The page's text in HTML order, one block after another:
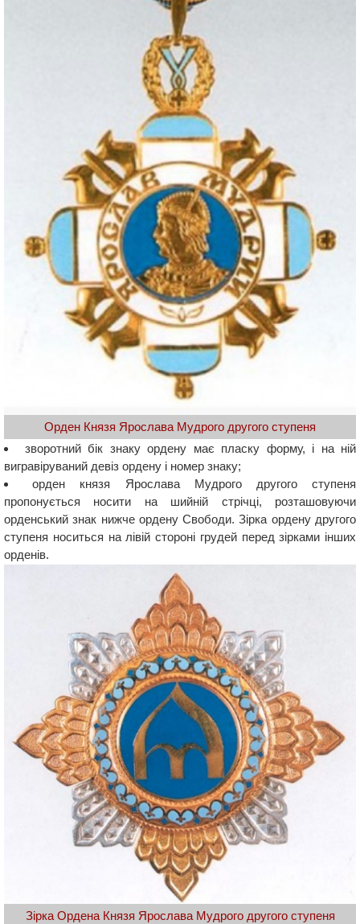
Орден Князя Ярослава Мудрого другого ступеня
зворотний бік знаку ордену має пласку форму, і на ній
вигравіруваний девіз ордену і номер знаку;
орден князя Ярослава Мудрого другого ступеня
пропонується носити на шийній стрічці, розташовуючи
орденський знак нижче ордену Свободи. Зірка ордену другого
ступеня носиться на лівій стороні грудей перед зірками інших
орденів.
Зірка Ордена Князя Ярослава Мудрого другого ступеня